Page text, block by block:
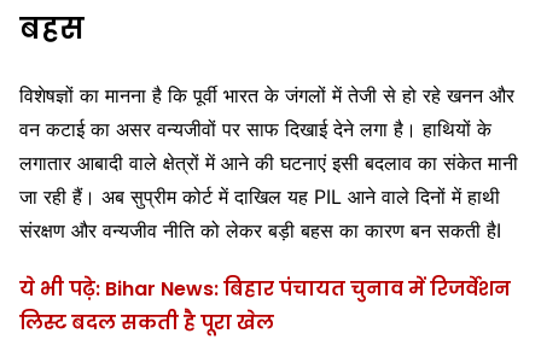
बहस
विशेषज्ञों का मानना है कि पूर्वी भारत के जंगलों में तेजी से हो रहे खनन और
वन कटाई का असर वन्यजीवों पर साफ दिखाई देने लगा है। हाथियों के
लगातार आबादी वाले क्षेत्रों में आने की घटनाएं इसी बदलाव का संकेत मानी
जा रही हैं। अब सुप्रीम कोर्ट में दाखिल यह PIL आने वाले दिनों में हाथी
संरक्षण और वन्यजीव नीति को लेकर बड़ी बहस का कारण बन सकती हैI
ये भी पढ़े: Bihar News: बिहार पंचायत चुनाव में रिजर्वेशन
लिस्ट बदल सकती है पूरा खेल